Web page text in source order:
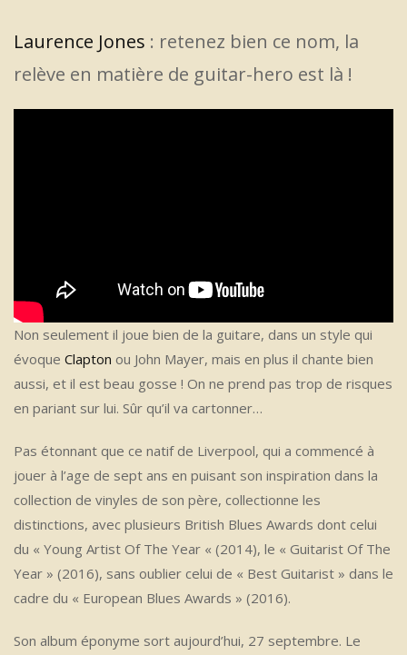
Laurence Jones : retenez bien ce nom, la
relève en matière de guitar-hero est là !
Non seulement il joue bien de la guitare, dans un style qui
évoque Clapton ou John Mayer, mais en plus il chante bien
aussi, et il est beau gosse ! On ne prend pas trop de risques
en pariant sur lui. Sûr qu’il va cartonner…
Pas étonnant que ce natif de Liverpool, qui a commencé à
jouer à l’age de sept ans en puisant son inspiration dans la
collection de vinyles de son père, collectionne les
distinctions, avec plusieurs British Blues Awards dont celui
du « Young Artist Of The Year « (2014), le « Guitarist Of The
Year » (2016), sans oublier celui de « Best Guitarist » dans le
cadre du « European Blues Awards » (2016).
Son album éponyme sort aujourd’hui, 27 septembre. Le